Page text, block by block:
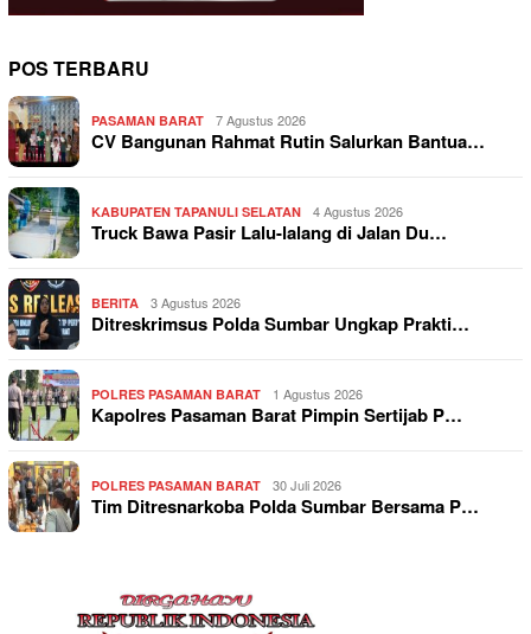
POS TERBARU
PASAMAN BARAT 7 Agustus 2026
CV Bangunan Rahmat Rutin Salurkan Bantua…
KABUPATEN TAPANULI SELATAN 4 Agustus 2026
Truck Bawa Pasir Lalu-lalang di Jalan Du…
BERITA 3 Agustus 2026
Ditreskrimsus Polda Sumbar Ungkap Prakti…
POLRES PASAMAN BARAT 1 Agustus 2026
Kapolres Pasaman Barat Pimpin Sertijab P…
POLRES PASAMAN BARAT 30 Juli 2026
Tim Ditresnarkoba Polda Sumbar Bersama P…